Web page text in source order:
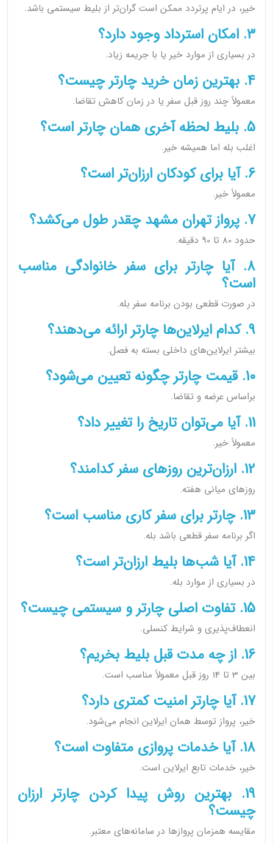
خیر، در ایام پرتردد ممکن است گران‌تر از بلیط سیستمی باشد.
3. امکان استرداد وجود دارد؟
در بسیاری از موارد خیر یا با جریمه زیاد.
4. بهترین زمان خرید چارتر چیست؟
معمولاً چند روز قبل سفر یا در زمان کاهش تقاضا.
5. بلیط لحظه آخری همان چارتر است؟
اغلب بله اما همیشه خیر.
6. آیا برای کودکان ارزان‌تر است؟
معمولاً خیر.
7. پرواز تهران مشهد چقدر طول می‌کشد؟
حدود 80 تا 90 دقیقه.
8. آیا چارتر برای سفر خانوادگی مناسب
است؟
در صورت قطعی بودن برنامه سفر بله.
9. کدام ایرلاین‌ها چارتر ارائه می‌دهند؟
بیشتر ایرلاین‌های داخلی بسته به فصل.
10. قیمت چارتر چگونه تعیین می‌شود؟
براساس عرضه و تقاضا.
11. آیا می‌توان تاریخ را تغییر داد؟
معمولاً خیر.
12. ارزان‌ترین روزهای سفر کدامند؟
روزهای میانی هفته.
13. چارتر برای سفر کاری مناسب است؟
اگر برنامه سفر قطعی باشد بله.
14. آیا شب‌ها بلیط ارزان‌تر است؟
در بسیاری از موارد بله.
15. تفاوت اصلی چارتر و سیستمی چیست؟
انعطاف‌پذیری و شرایط کنسلی.
16. از چه مدت قبل بلیط بخریم؟
بین 3 تا 14 روز قبل معمولاً مناسب است.
17. آیا چارتر امنیت کمتری دارد؟
خیر، پرواز توسط همان ایرلاین انجام می‌شود.
18. آیا خدمات پروازی متفاوت است؟
خیر، خدمات تابع ایرلاین است.
19. بهترین روش پیدا کردن چارتر ارزان
چیست؟
مقایسه همزمان پروازها در سامانه‌های معتبر.